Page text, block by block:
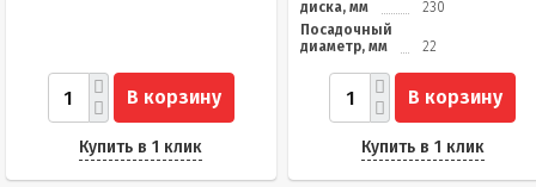
В корзину
Купить в 1 клик
диска, мм
230
Посадочный
диаметр, мм
22
В корзину
Купить в 1 клик